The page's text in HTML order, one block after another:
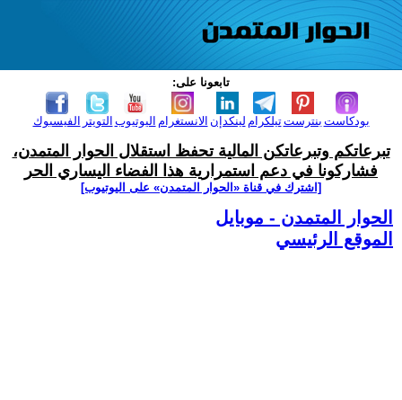
تابعونا على:
الفيسبوك التويتر اليوتيوب الانستغرام لينكدإن تيلكرامبنترست بودكاست
تبرعاتكم وتبرعاتكن المالية تحفظ استقلال الحوار المتمدن،
فشاركونا في دعم استمرارية هذا الفضاء اليساري الحر
[اشترك في قناة ‫«الحوار المتمدن» على اليوتيوب]
الحوار المتمدن - موبايل
الموقع الرئيسي